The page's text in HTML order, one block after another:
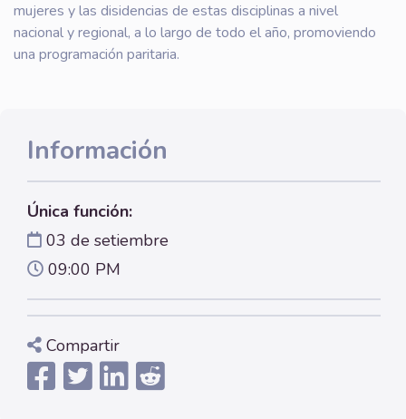
mujeres y las disidencias de estas disciplinas a nivel
nacional y regional, a lo largo de todo el año, promoviendo
una programación paritaria.
Información
Única función:
03 de setiembre
09:00 PM
Compartir